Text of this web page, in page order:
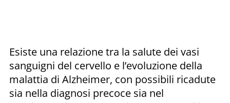
Esiste una relazione tra la salute dei vasi
sanguigni del cervello e l’evoluzione della
malattia di Alzheimer, con possibili ricadute
sia nella diagnosi precoce sia nel